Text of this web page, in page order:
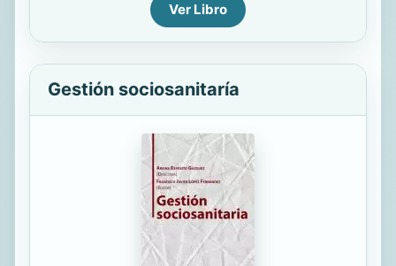
Ver Libro
Gestión sociosanitaría